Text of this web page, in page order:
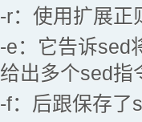
-r：使用扩展正
-e：它告诉sed
给出多个sed指
-f：后跟保存了